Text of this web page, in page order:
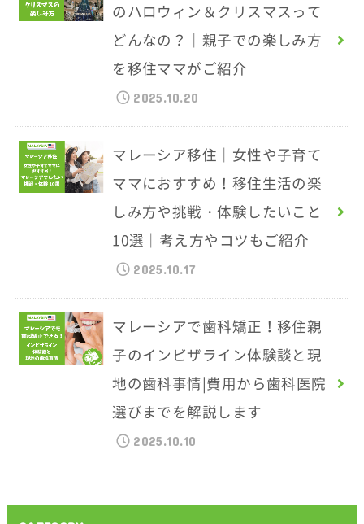
のハロウィン＆クリスマスって
どんなの？｜親子での楽しみ方
を移住ママがご紹介
2025.10.20
マレーシア移住｜女性や子育て
ママにおすすめ！移住生活の楽
しみ方や挑戦・体験したいこと
10選｜考え方やコツもご紹介
2025.10.17
マレーシアで歯科矯正！移住親
子のインビザライン体験談と現
地の歯科事情|費用から歯科医院
選びまでを解説します
2025.10.10